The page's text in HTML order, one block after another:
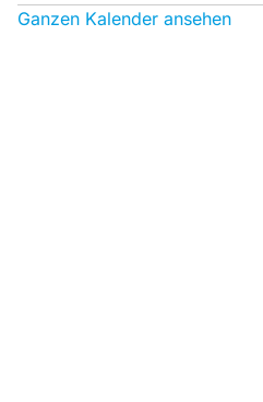
Ganzen Kalender ansehen